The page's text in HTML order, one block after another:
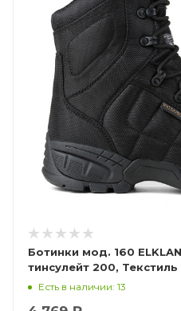
Ботинки мод. 160
тинсулейт 200, Текстиль
Есть в наличии: 13